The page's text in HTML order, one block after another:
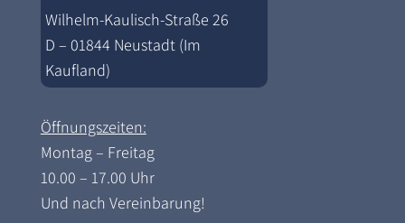
Wilhelm-Kaulisch-Straße 26
D – 01844 Neustadt (Im
Kaufland)
Öffnungszeiten:
Montag – Freitag
10.00 – 17.00 Uhr
Und nach Vereinbarung!